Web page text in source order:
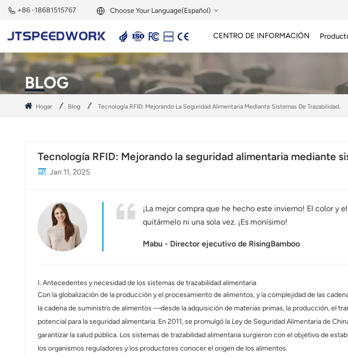
+86 -18681515767 Choose Your Language(Español)
English
Français
Deutsch
Español
Nederland
Türk
Ελληνικά
CENTRO DE INFORMACIÓN
BLOG
Hogar Blog Tecnología RFID: Mejorando La Seguridad Alimentaria Mediante Sistemas De Trazabilidad.
Tecnología RFID: Mejorando la seguridad alimentaria mediante
Jan 11, 2025
¡La mejor compra que he hecho este invierno! El color y
quitármelo ni una sola vez. ¡Es monísimo!
Mabu - Director ejecutivo de RisingBamboo
I. Antecedentes y necesidad de los sistemas de trazabilidad alimentaria
Con la globalización de la producción y el procesamiento de alimentos, y la complejidad de las
la cadena de suministro de alimentos —desde la adquisición de materias primas, la producción, el
potencial para la seguridad alimentaria. En 2011, se promulgó la Ley de Seguridad Alimentaria de
garantizar la salud pública. Los sistemas de trazabilidad alimentaria surgieron con el objetivo de
los organismos reguladores y los productores conocer el origen de los alimentos.